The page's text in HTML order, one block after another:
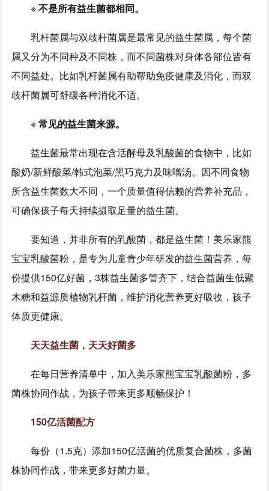
※不是所有益生菌都相同。
乳杆菌属与双歧杆菌属是最常见的益生菌属，每个菌
属又分为不同种及不同株，而不同菌株对身体各部位皆有
不同益处。比如乳杆菌属有助帮助免疫健康及消化，而双
歧杆菌属可舒缓各种消化不适。
※常见的益生菌来源。
益生菌最常出现在含活酵母及乳酸菌的食物中，比如
酸奶/新鲜酸菜/韩式泡菜/黑巧克力及味噌汤。因不同食物
所含益生菌数大不同，一个质量值得信赖的营养补充品，
可确保孩子每天持续摄取足量的益生菌。
要知道，并非所有的乳酸菌，都是益生菌！美乐家熊
宝宝乳酸菌粉，是专为儿童青少年研发的益生菌营养，每
份提供150亿好菌，3株益生菌多管齐下，结合益菌生低聚
木糖和益源质植物乳杆菌，维护消化营养更好吸收，孩子
体质更健康。
天天益生菌，天天好菌多
在每日营养清单中，加入美乐家熊宝宝乳酸菌粉，多
菌株协同作战，为孩子带来更多顺畅保护！
150亿活菌配方
每份（1.5克）添加150亿活菌的优质复合菌株，多菌
株协同作战，带来更多好菌力量。